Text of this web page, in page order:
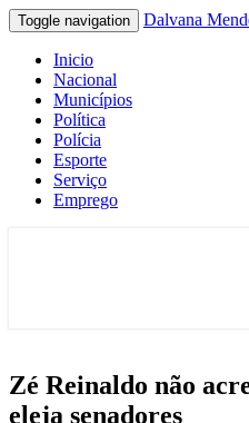
Toggle navigation Dalvana
Inicio
Nacional
Municípios
Política
Polícia
Esporte
Serviço
Emprego
Zé
Reinaldo
não
Zé Reinaldo não
eleja senadores